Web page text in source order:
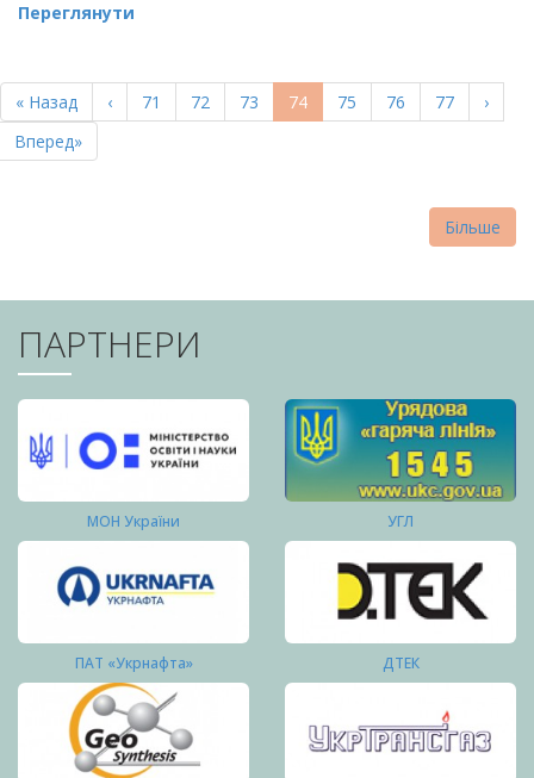
Переглянути
НА
СТОРІНКИ
Перша
сторінка
« Назад
Попередня
сторінка
‹ Page
71 Page
72 Page
73
Поточна
сторінка
74 Page
75 Page
76 Page
77
›
Остання
сторінка
Вперед»
Більше
ПАРТНЕРИ
МОН України УГЛ
ПАТ «Укрнафта» ДТЕК